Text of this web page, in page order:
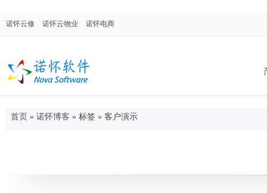
诺怀云修 诺怀云物业 诺怀电商
首页 » 诺怀博客 » 标签 » 客户演示